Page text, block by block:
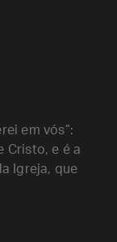
em vós”:
Cristo, e é a
Igreja, que